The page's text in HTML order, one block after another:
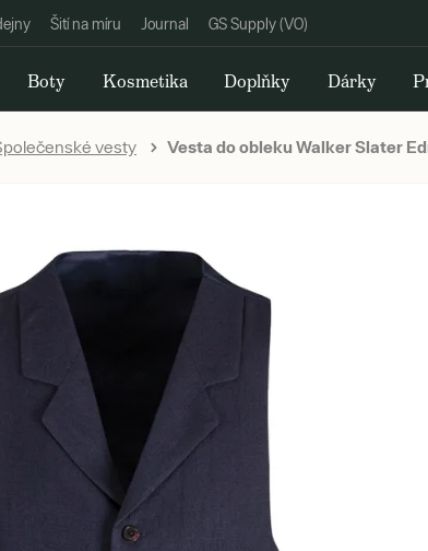
Šití na míru Journal GS Supply (VO)
Boty Kosmetika Doplňky Dárky
vesty Vesta do obleku Walker Slater